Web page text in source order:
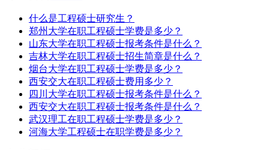
什么是工程硕士研究生？
郑州大学在职工程硕士学费是多少？
山东大学在职工程硕士报考条件是什么？
吉林大学在职工程硕士招生简章是什么？
烟台大学在职工程硕士学费是多少？
西安交大在职工程硕士费用多少？
四川大学在职工程硕士报考条件是什么？
西安交大在职工程硕士报考条件是什么？
武汉理工在职工程硕士学费是多少？
河海大学工程硕士在职学费是多少？